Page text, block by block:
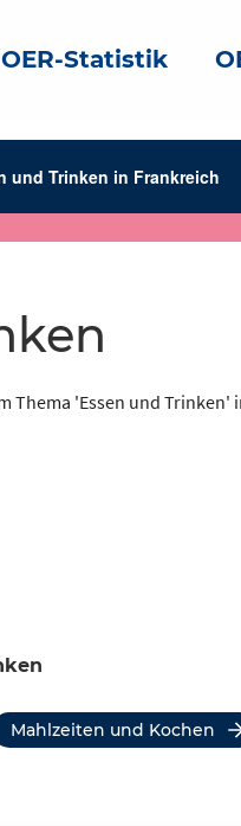
OER-Statistik
und Trinken in Frankreich
Thema 'Essen und Trinken'
Mahlzeiten und Kochen